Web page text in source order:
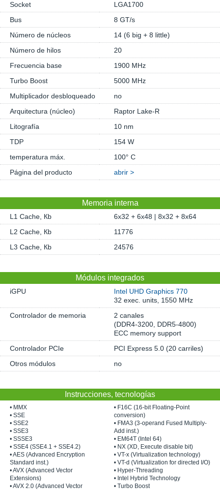
Socket
LGA1700
Bus
8 GT/s
Número de núcleos
14 (6 big + 8 little)
Número de hilos
20
Frecuencia base
1900 MHz
Turbo Boost
5000 MHz
Multiplicador desbloqueado
no
Arquitectura (núcleo)
Raptor Lake-R
Litografía
10 nm
TDP
154 W
temperatura máx.
100° C
Página del producto
abrir >
Memoria interna
L1 Cache, Кb
6x32 + 6x48 | 8x32 + 8x64
L2 Cache, Кb
11776
L3 Cache, Кb
24576
Módulos integrados
iGPU
Intel UHD Graphics 770
32 exec. units, 1550 MHz
Controlador de memoria
2 canales
(DDR4-3200, DDR5-4800)
ECC memory support
Controlador PCIe
PCI Express 5.0 (20 carriles)
Otros módulos
no
Instrucciones, tecnologías
• MMX
• SSE
• SSE2
• SSE3
• SSSE3
• SSE4 (SSE4.1 + SSE4.2)
• AES (Advanced Encryption
Standard inst.)
• AVX (Advanced Vector
Extensions)
• AVX 2.0 (Advanced Vector
• F16C (16-bit Floating-Point
conversion)
• FMA3 (3-operand Fused Multiply-
Add inst.)
• EM64T (Intel 64)
• NX (XD, Execute disable bit)
• VT-x (Virtualization technology)
• VT-d (Virtualization for directed I/O)
• Hyper-Threading
• Intel Hybrid Technology
• Turbo Boost